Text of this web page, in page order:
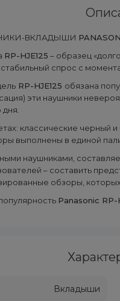
ВКЛАДЫШИ
RP-HJE125 – образец
спрос с
RP-HJE125 обязана
эти наушники
классические
выполнены в единой
наушниками,
– составить
обзоры,
Panasonic RP-
Вкладыши